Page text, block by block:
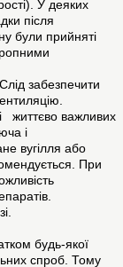
У деяких
після
були прийняті
забезпечити
життєво важливих
і
вугілля або
При
будь-якої
спроб. Тому